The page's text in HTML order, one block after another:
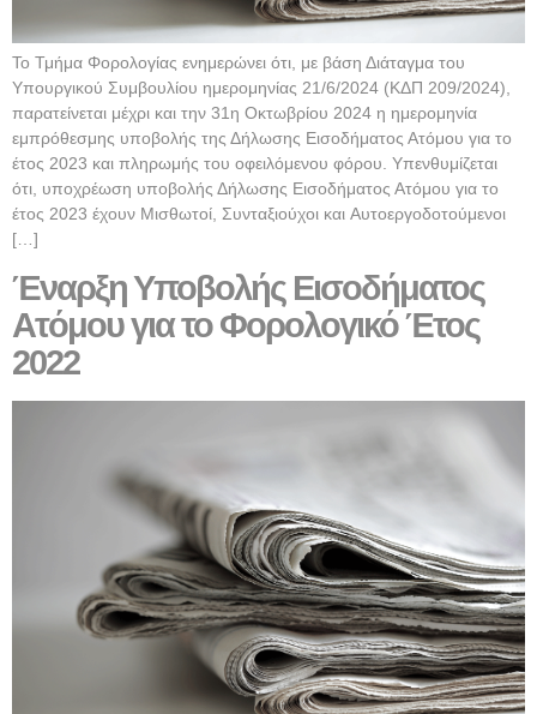
Το Τμήμα Φορολογίας ενημερώνει ότι, με βάση Διάταγμα του
Υπουργικού Συμβουλίου ημερομηνίας 21/6/2024 (ΚΔΠ 209/2024),
παρατείνεται μέχρι και την 31η Οκτωβρίου 2024 η ημερομηνία
εμπρόθεσμης υποβολής της Δήλωσης Εισοδήματος Ατόμου για το
έτος 2023 και πληρωμής του οφειλόμενου φόρου. Υπενθυμίζεται
ότι, υποχρέωση υποβολής Δήλωσης Εισοδήματος Ατόμου για το
έτος 2023 έχουν Μισθωτοί, Συνταξιούχοι και Aυτοεργοδοτούμενοι
[…]
Έναρξη Υποβολής Εισοδήματος
Ατόμου για το Φορολογικό Έτος
2022